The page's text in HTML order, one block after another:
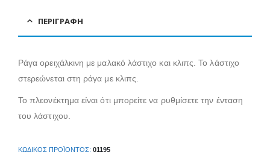
ΠΕΡΙΓΡΑΦΉ
Ράγα ορειχάλκινη με μαλακό λάστιχο και κλιπς. Το λάστιχο
στερεώνεται στη ράγα με κλιπς.
Το πλεονέκτημα είναι ότι μπορείτε να ρυθμίσετε την ένταση
του λάστιχου.
ΚΩΔΙΚΌΣ ΠΡΟΪΌΝΤΟΣ: 01195